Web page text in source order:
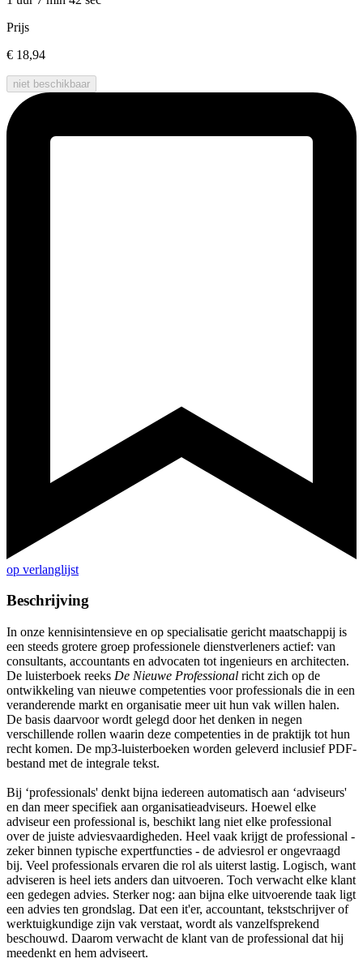
Prijs
€ 18,94
niet beschikbaar
op verlanglijst
Beschrijving
In onze kennisintensieve en op specialisatie gericht maatschappij is
een steeds grotere groep professionele dienstverleners actief: van
consultants, accountants en advocaten tot ingenieurs en architecten.
De luisterboek reeks De Nieuwe Professional richt zich op de
ontwikkeling van nieuwe competenties voor professionals die in een
veranderende markt en organisatie meer uit hun vak willen halen.
De basis daarvoor wordt gelegd door het denken in negen
verschillende rollen waarin deze competenties in de praktijk tot hun
recht komen. De mp3-luisterboeken worden geleverd inclusief PDF-
bestand met de integrale tekst.
Bij ‘professionals' denkt bijna iedereen automatisch aan ‘adviseurs'
en dan meer specifiek aan organisatieadviseurs. Hoewel elke
adviseur een professional is, beschikt lang niet elke professional
over de juiste adviesvaardigheden. Heel vaak krijgt de professional -
zeker binnen typische expertfuncties - de adviesrol er ongevraagd
bij. Veel professionals ervaren die rol als uiterst lastig. Logisch, want
adviseren is heel iets anders dan uitvoeren. Toch verwacht elke klant
een gedegen advies. Sterker nog: aan bijna elke uitvoerende taak ligt
een advies ten grondslag. Dat een it'er, accountant, tekstschrijver of
werktuigkundige zijn vak verstaat, wordt als vanzelfsprekend
beschouwd. Daarom verwacht de klant van de professional dat hij
meedenkt en hem adviseert.